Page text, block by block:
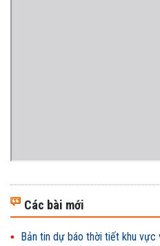
Các bài mới
Bản tin dự báo thời tiết khu